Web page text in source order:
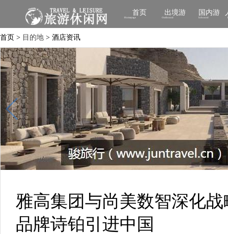
首页
Homepage
出境游
Outbound
国内游
Inbound
首页 > 目的地 > 酒店资讯
雅高集团与尚美数智深化
品牌诗铂引进中国